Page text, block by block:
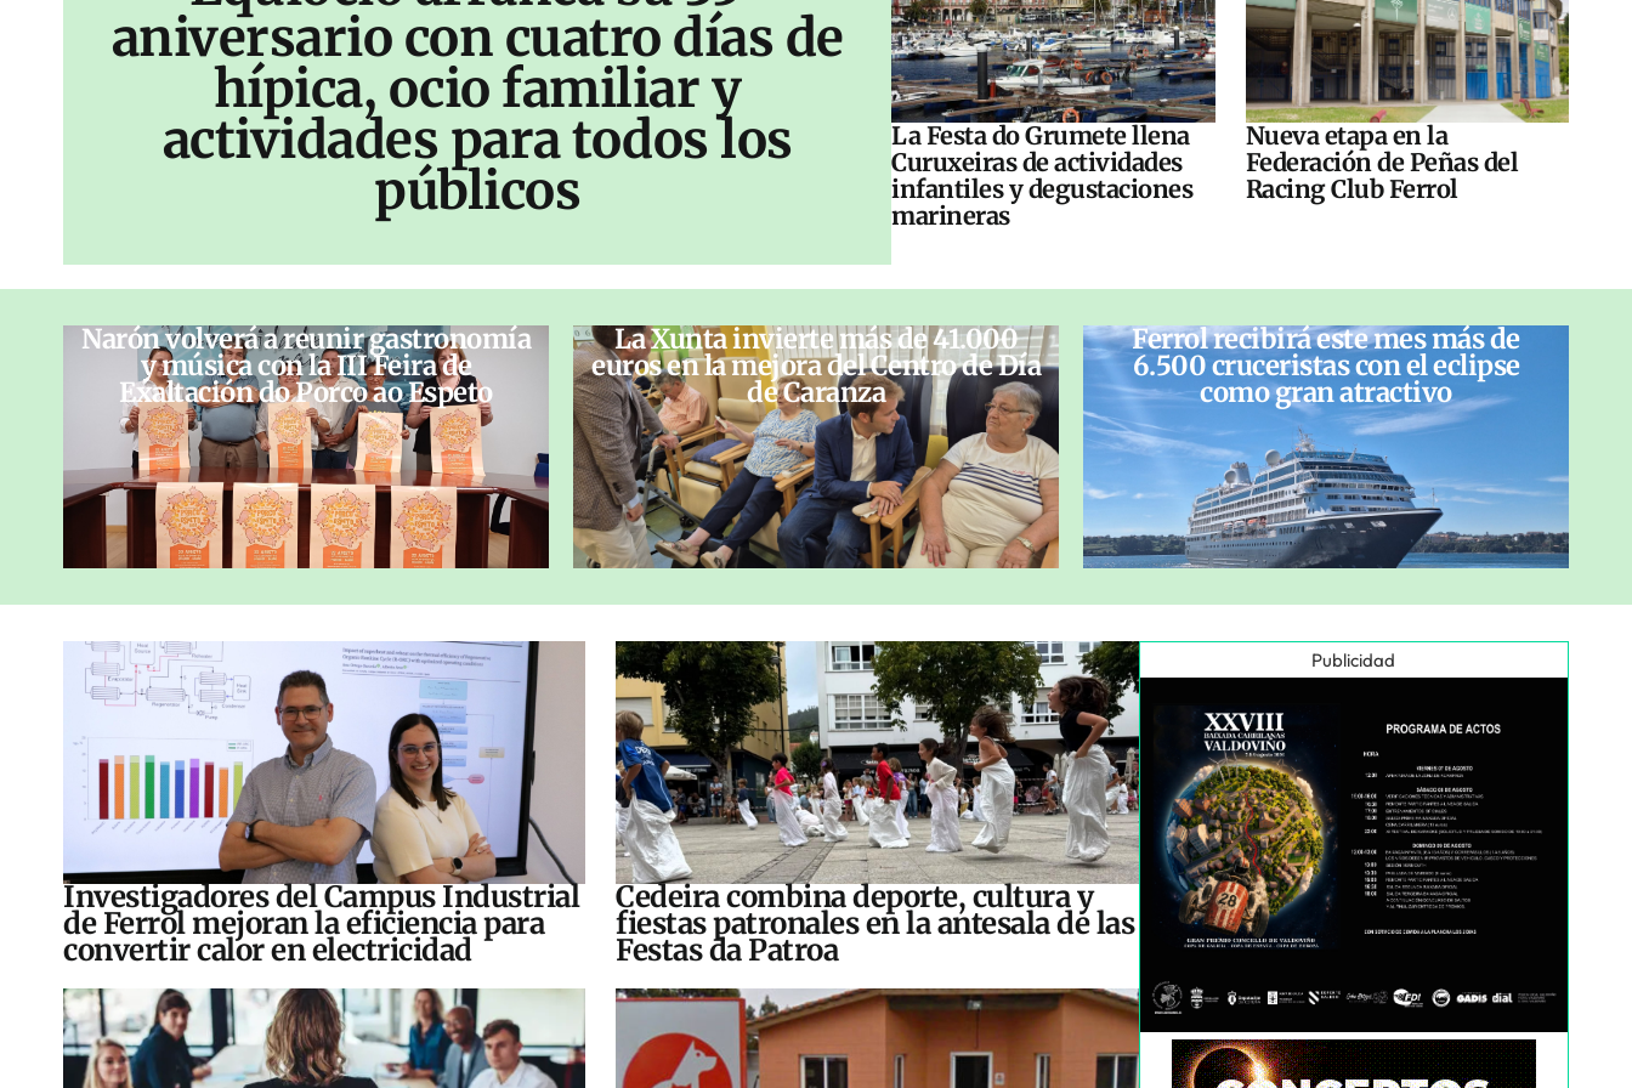
aniversario con cuatro días de
hípica, ocio familiar y
actividades para todos los
públicos
La Festa do Grumete llena
Curuxeiras de actividades
infantiles y degustaciones
marineras
Nueva etapa en la
Federación de Peñas del
Racing Club Ferrol
Narón volverá a reunir gastronomía
y música con la III Feira de
Exaltación do Porco ao Espeto
La Xunta invierte más de 41.000
euros en la mejora del Centro de Día
de Caranza
Ferrol recibirá este mes más de
6.500 cruceristas con el eclipse
como gran atractivo
Investigadores del Campus Industrial
de Ferrol mejoran la eficiencia para
convertir calor en electricidad
Cedeira combina deporte, cultura y
fiestas patronales en la antesala de las
Festas da Patroa
Publicidad